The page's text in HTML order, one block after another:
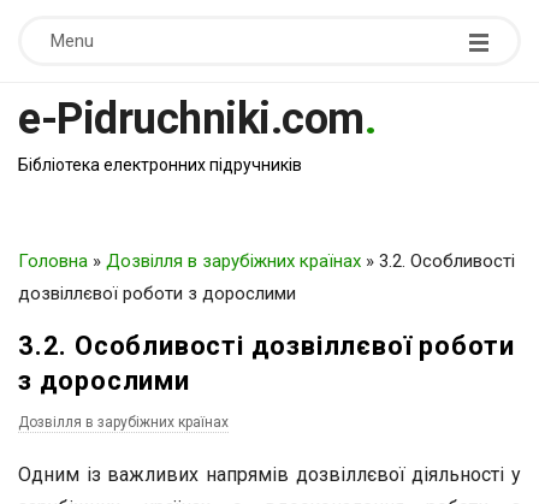
Menu
e-Pidruchniki.com.
Бібліотека електронних підручників
Головна » Дозвілля в зарубіжних країнах » 3.2. Особливості
дозвіллєвої роботи з дорослими
3.2. Особливості дозвіллєвої роботи
з дорослими
Дозвілля в зарубіжних країнах
Одним із важливих напрямів дозвіллєвої діяльності у